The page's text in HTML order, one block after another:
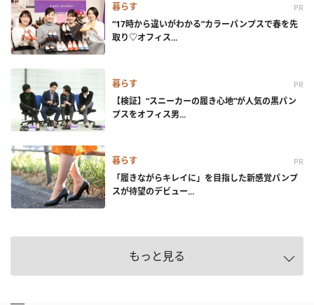
暮らす PR
“17時から違いがわかる”カラーパンプスで春を先
取り♡オフィス...
暮らす PR
【検証】“スニーカーの履き心地”が人気の黒パン
プスをオフィス男...
暮らす PR
「履きながらキレイに」を目指した新感覚パンプ
スが待望のデビュー...
もっと見る